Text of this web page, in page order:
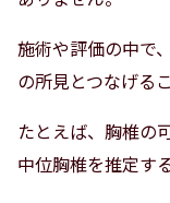
施術や評価の中で
の所見とつなげるこ
たとえば、胸椎の
中位胸椎を推定する